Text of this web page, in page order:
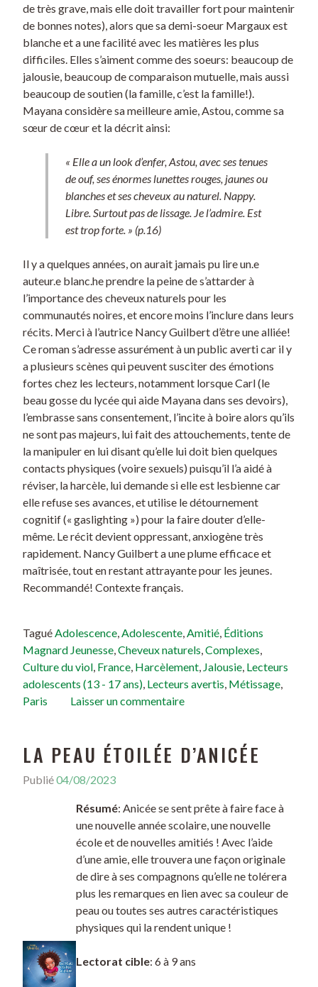
de très grave, mais elle doit travailler fort pour maintenir
de bonnes notes), alors que sa demi-soeur Margaux est
blanche et a une facilité avec les matières les plus
difficiles. Elles s’aiment comme des soeurs: beaucoup de
jalousie, beaucoup de comparaison mutuelle, mais aussi
beaucoup de soutien (la famille, c’est la famille!).
Mayana considère sa meilleure amie, Astou, comme sa
sœur de cœur et la décrit ainsi:
« Elle a un look d’enfer, Astou, avec ses tenues
de ouf, ses énormes lunettes rouges, jaunes ou
blanches et ses cheveux au naturel. Nappy.
Libre. Surtout pas de lissage. Je l’admire. Est
est trop forte. » (p.16)
Il y a quelques années, on aurait jamais pu lire un.e
auteur.e blanc.he prendre la peine de s’attarder à
l’importance des cheveux naturels pour les
communautés noires, et encore moins l’inclure dans leurs
récits. Merci à l’autrice Nancy Guilbert d’être une alliée!
Ce roman s’adresse assurément à un public averti car il y
a plusieurs scènes qui peuvent susciter des émotions
fortes chez les lecteurs, notamment lorsque Carl (le
beau gosse du lycée qui aide Mayana dans ses devoirs),
l’embrasse sans consentement, l’incite à boire alors qu’ils
ne sont pas majeurs, lui fait des attouchements, tente de
la manipuler en lui disant qu’elle lui doit bien quelques
contacts physiques (voire sexuels) puisqu’il l’a aidé à
réviser, la harcèle, lui demande si elle est lesbienne car
elle refuse ses avances, et utilise le détournement
cognitif (« gaslighting ») pour la faire douter d’elle-
même. Le récit devient oppressant, anxiogène très
rapidement. Nancy Guilbert a une plume efficace et
maîtrisée, tout en restant attrayante pour les jeunes.
Recommandé! Contexte français.
TaguéAdolescence,Adolescente,Amitié, Éditions
Magnard Jeunesse,Cheveux naturels,Complexes,
Culture du viol, France, Harcèlement, Jalousie, Lecteurs
adolescents (13 - 17 ans), Lecteurs avertis, Métissage,
Paris
Laisser un commentaire
LA PEAU ÉTOILÉE D’ANICÉE
Publié04/08/2023
Résumé: Anicée se sent prête à faire face à
une nouvelle année scolaire, une nouvelle
école et de nouvelles amitiés ! Avec l’aide
d’une amie, elle trouvera une façon originale
de dire à ses compagnons qu’elle ne tolérera
plus les remarques en lien avec sa couleur de
peau ou toutes ses autres caractéristiques
physiques qui la rendent unique !
Lectorat cible: 6 à 9 ans